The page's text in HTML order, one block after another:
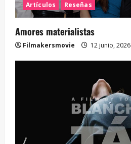
Artículos Reseñas
Amores materialistas
Filmakersmovie 12 junio, 2026